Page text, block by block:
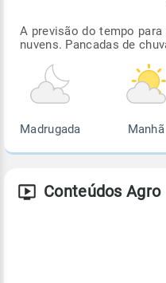
A previsão do tempo
nuvens. Pancadas de
Madrugada Manhã
Conteúdos Agro